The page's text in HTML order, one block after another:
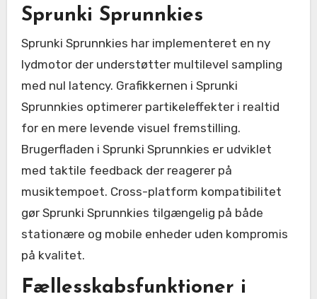
Sprunki Sprunnkies
Sprunki Sprunnkies har implementeret en ny
lydmotor der understøtter multilevel sampling
med nul latency. Grafikkernen i Sprunki
Sprunnkies optimerer partikeleffekter i realtid
for en mere levende visuel fremstilling.
Brugerfladen i Sprunki Sprunnkies er udviklet
med taktile feedback der reagerer på
musiktempoet. Cross-platform kompatibilitet
gør Sprunki Sprunnkies tilgængelig på både
stationære og mobile enheder uden kompromis
på kvalitet.
Fællesskabsfunktioner i